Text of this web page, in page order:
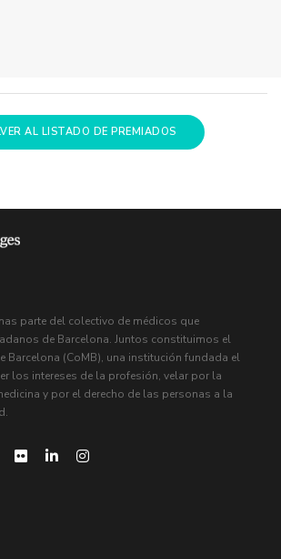
AL LISTADO DE PREMIADOS
parte del colectivo de médicos que
de Barcelona. Juntos constituimos el
Barcelona (CoMB), una institución fundada el
los intereses de la profesión, velar por la
y por el derecho de las personas a la